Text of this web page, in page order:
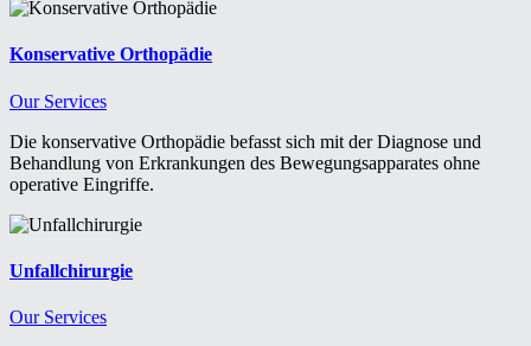
Konservative Orthopädie
Our Services
Die konservative Orthopädie befasst sich mit der Diagnose und
Behandlung von Erkrankungen des Bewegungsapparates ohne
operative Eingriffe.
Unfallchirurgie
Our Services